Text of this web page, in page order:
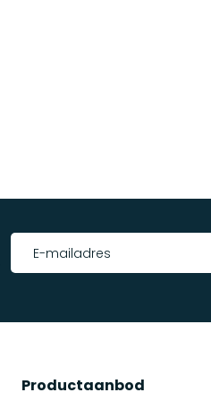
Productaanbod